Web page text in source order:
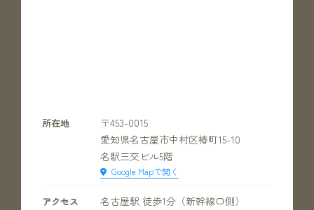
所在地
〒453-0015
愛知県名古屋市中村区椿町15-10
名駅三交ビル5階
Google Mapで開く
アクセス 名古屋駅 徒歩1分（新幹線口側）